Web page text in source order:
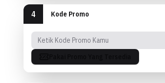
4 Kode Promo